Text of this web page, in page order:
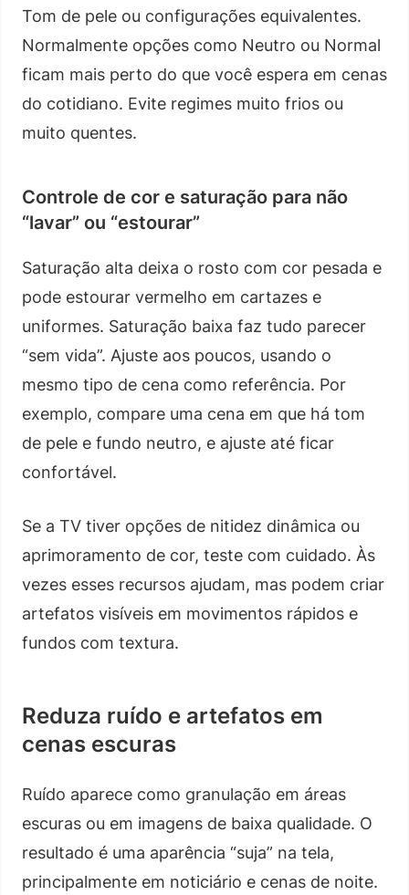
Tom de pele ou configurações equivalentes.
Normalmente opções como Neutro ou Normal
ficam mais perto do que você espera em cenas
do cotidiano. Evite regimes muito frios ou
muito quentes.
Controle de cor e saturação para não
“lavar” ou “estourar”
Saturação alta deixa o rosto com cor pesada e
pode estourar vermelho em cartazes e
uniformes. Saturação baixa faz tudo parecer
“sem vida”. Ajuste aos poucos, usando o
mesmo tipo de cena como referência. Por
exemplo, compare uma cena em que há tom
de pele e fundo neutro, e ajuste até ficar
confortável.
Se a TV tiver opções de nitidez dinâmica ou
aprimoramento de cor, teste com cuidado. Às
vezes esses recursos ajudam, mas podem criar
artefatos visíveis em movimentos rápidos e
fundos com textura.
Reduza ruído e artefatos em
cenas escuras
Ruído aparece como granulação em áreas
escuras ou em imagens de baixa qualidade. O
resultado é uma aparência “suja” na tela,
principalmente em noticiário e cenas de noite.